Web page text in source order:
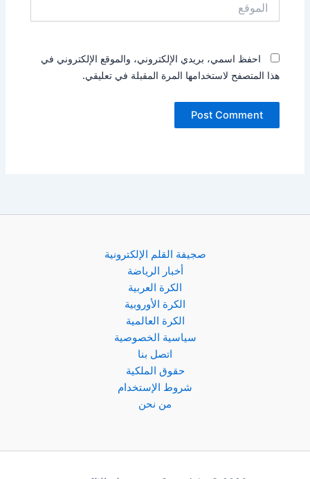
احفظ اسمي، بريدي الإلكتروني، والموقع الإلكتروني في
هذا المتصفح لاستخدامها المرة المقبلة في تعليقي.
صجيفة القلم الإلكترونية
أخبار الرياضة
الكرة العربية
الكرة الأوروبية
الكرة العالمية
سياسية الخصوصية
اتصل بنا
حقوق الملكية
شروط الإستخدام
من نحن